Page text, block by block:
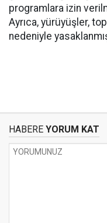
programlara izin
Ayrıca, yürüyüşler,
nedeniyle
HABERE YORUM KAT